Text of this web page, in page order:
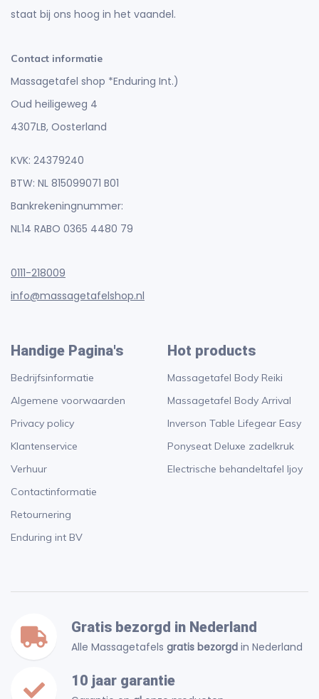
staat bij ons hoog in het vaandel.
Contact informatie
Massagetafel shop *Enduring Int.)
Oud heiligeweg 4
4307LB, Oosterland
KVK: 24379240
BTW: NL 815099071 B01
Bankrekeningnummer:
NL14 RABO 0365 4480 79
0111-218009
info@massagetafelshop.nl
Handige Pagina's
Bedrijfsinformatie
Algemene voorwaarden
Privacy policy
Klantenservice
Verhuur
Contactinformatie
Retournering
Enduring int BV
Hot products
Massagetafel Body Reiki
Massagetafel Body Arrival
Inverson Table Lifegear Easy
Ponyseat Deluxe zadelkruk
Electrische behandeltafel Ijoy
Gratis bezorgd in Nederland
Alle Massagetafels gratis bezorgd in Nederland
10 jaar garantie